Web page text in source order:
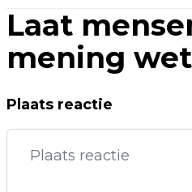
Laat
mening
Plaats reactie